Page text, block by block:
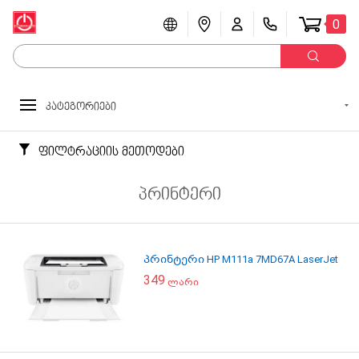
0
კატეგორიები
ფილტრაციის მეთოდები
პრინტერი
პრინტერი HP M111a 7MD67A LaserJet
349 ლარი